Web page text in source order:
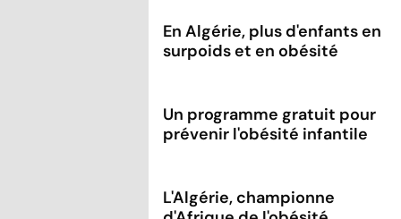
En Algérie, plus d'enfants en
surpoids et en obésité
Un programme gratuit pour
prévenir l'obésité infantile
L'Algérie, championne